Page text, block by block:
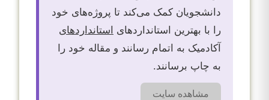
دانشجویان کمک می‌کند تا پروژه‌های خود
را با بهترین استاندارد‌های
استاندارد‌های
آکادمیک به اتمام رسانند و مقاله خود را
به چاپ برسانند.
مشاهده سایت